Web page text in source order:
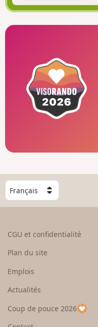
C
h
o
e
u
p
a
CGU et confidentialité
Plan du site
Emplois
Actualités
Coup de pouce 2026